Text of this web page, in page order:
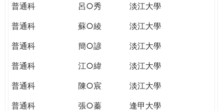
普通科
呂○秀
淡江大學
普通科
蘇○綾
淡江大學
普通科
簡○諺
淡江大學
普通科
江○緯
淡江大學
普通科
陳○宸
淡江大學
普通科
張○蓁
逢甲大學